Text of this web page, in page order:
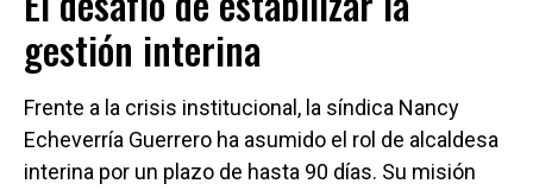
gestión interina
Frente a la crisis institucional, la síndica Nancy
Echeverría Guerrero ha asumido el rol de alcaldesa
interina por un plazo de hasta 90 días. Su misión